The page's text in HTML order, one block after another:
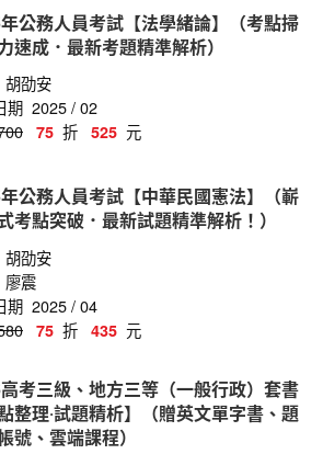
師
公務人員考試【法學緒論】（考點掃
速成．最新考題精準解析）
胡劭安
期 2025 / 02
75 折 525 元
公務人員考試【中華民國憲法】（嶄
考點突破．最新試題精準解析！）
胡劭安
廖震
期 2025 / 04
75 折 435 元
考三級、地方三等（一般行政）套書
點整理‧試題精析】（贈英文單字書、題
號、雲端課程）